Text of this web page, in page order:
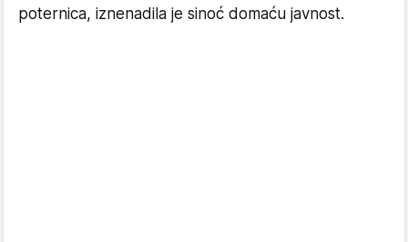
poternica, iznenadila je sinoć domaću javnost.